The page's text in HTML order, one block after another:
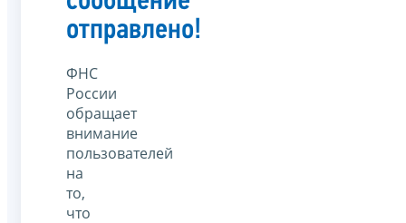
отправлено!
ФНС
России
обращает
внимание
пользователей
на
то,
что